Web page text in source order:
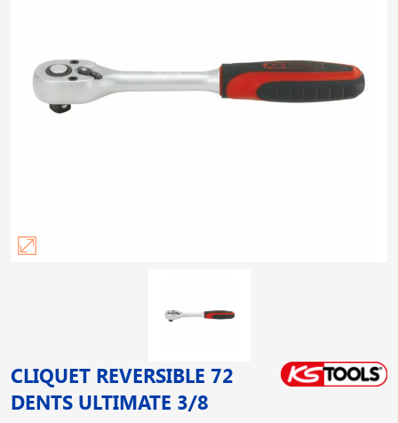
CLIQUET REVERSIBLE 72
DENTS ULTIMATE 3/8